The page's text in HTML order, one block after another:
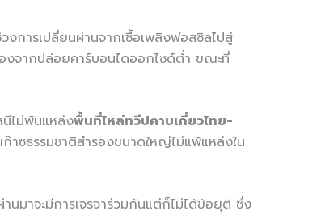
การเปลี่ยนผ่านจากเชื้อเพลิงฟอสซิลไปสู่
งจากปล่อยคาร์บอนไดออกไซด์ตํ่า ขณะที่
นีไม่พ้นแหล่งพื้นที่ไหล่ทวีปคาบเกี่ยวไทย-
าซธรรมชาติสำรองขนาดใหญ่ไม่แพ้แหล่งใน
าจะมีการเจรจาร่วมกันแต่ก็ไม่ได้ข้อยุติ ซึ่ง